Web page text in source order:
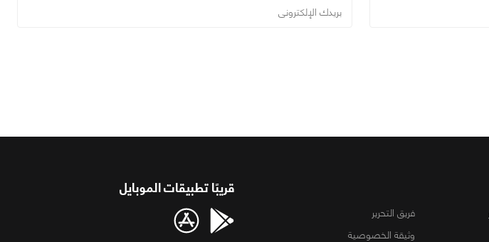
فريق التحرير
وثيقة الخصوصية
قريبًا تطبيقات الموبايل